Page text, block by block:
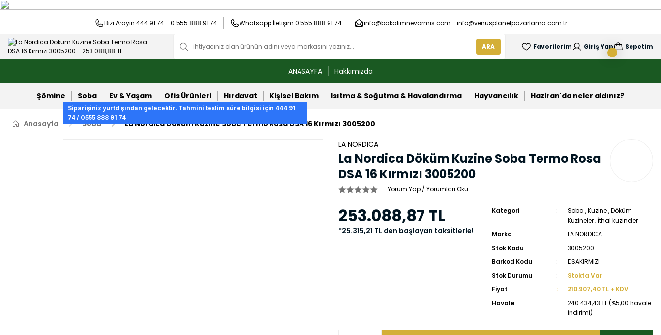
Bizi Arayın 444 91 74 - 0 555 888 91 74 Whatsapp İletişim 0 555 888 91 74 info@bakalimnevarmis.com - info@venusplanetpazarlama.com.tr
ARA Favorilerim Giriş Yap Sepetim
ANASAYFA Hakkımızda
Şömine Soba Ev & Yaşam Ofis Ürünleri Hırdavat Kişisel Bakım Isıtma & Soğutma & Havalandırma Hayvancılık Haziran'da neler aldınız?
Anasayfa Soba La Nordica Döküm Kuzine Soba Termo Rosa DSA 16 Kırmızı 3005200
Siparişiniz yurtdışından gelecektir. Tahmini teslim süre bilgisi için 444 91
74 / 0555 888 91 74
LA NORDICA
La Nordica Döküm Kuzine Soba Termo Rosa
DSA 16 Kırmızı 3005200
Yorum Yap / Yorumları Oku
253.088,87 TL
*25.315,21 TL den başlayan taksitlerle!
Kategori Soba ,Kuzine,Döküm
Kuzineler, İthal kuzineler
Marka
LA NORDICA
Stok Kodu
3005200
Barkod Kodu
DSAKIRMIZI
Stok Durumu
Stokta Var
Fiyat
210.907,40 TL + KDV
Havale
240.434,43 TL (%5,00 havale
indirimi)